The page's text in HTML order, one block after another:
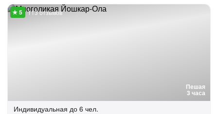
Пешая
3 часа
113 отзывов
Индивидуальная до 6 чел.